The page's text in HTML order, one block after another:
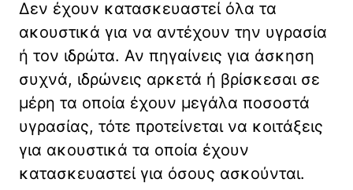
Δεν έχουν κατασκευαστεί όλα τα
ακουστικά για να αντέχουν την υγρασία
ή τον ιδρώτα. Αν πηγαίνεις για άσκηση
συχνά, ιδρώνεις αρκετά ή βρίσκεσαι σε
μέρη τα οποία έχουν μεγάλα ποσοστά
υγρασίας, τότε προτείνεται να κοιτάξεις
για ακουστικά τα οποία έχουν
κατασκευαστεί για όσους ασκούνται.